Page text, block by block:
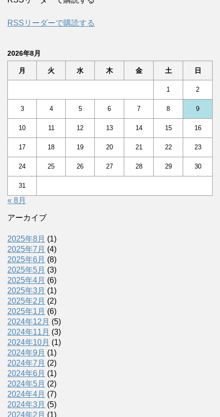
RSSリーダーで購読する
2026年8月
月 火 水 木 金 土 日
1 2
3 4 5 6 7 8 9
10 11 12 13 14 15 16
17 18 19 20 21 22 23
24 25 26 27 28 29 30
31
« 8月
アーカイブ
2025年8月 (1)
2025年7月 (4)
2025年6月 (8)
2025年5月 (3)
2025年4月 (6)
2025年3月 (1)
2025年2月 (2)
2025年1月 (6)
2024年12月 (5)
2024年11月 (3)
2024年10月 (1)
2024年9月 (1)
2024年7月 (2)
2024年6月 (1)
2024年5月 (2)
2024年4月 (7)
2024年3月 (5)
2024年2月 (1)